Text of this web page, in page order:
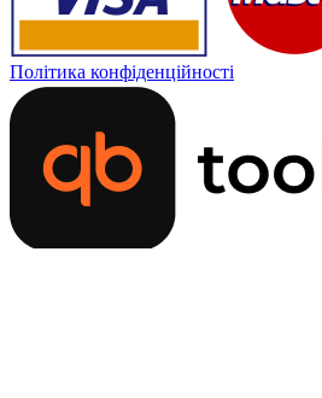
Політика конфіденційності